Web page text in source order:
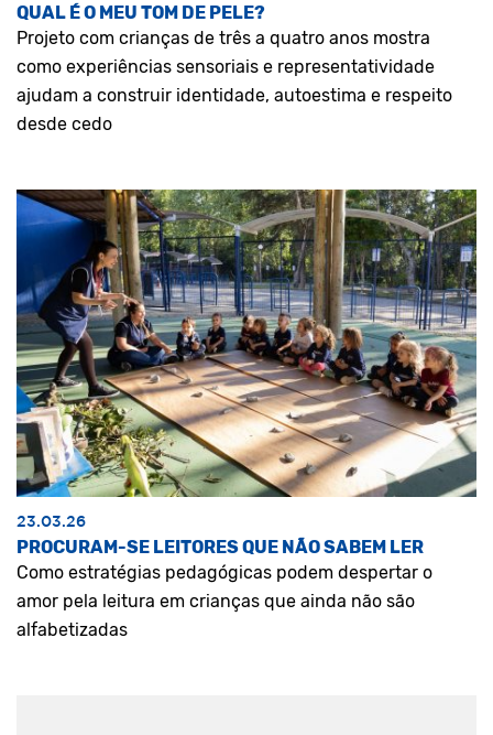
QUAL É O MEU TOM DE PELE?
Projeto com crianças de três a quatro anos mostra
como experiências sensoriais e representatividade
ajudam a construir identidade, autoestima e respeito
desde cedo
23.03.26
PROCURAM-SE LEITORES QUE NÃO SABEM LER
Como estratégias pedagógicas podem despertar o
amor pela leitura em crianças que ainda não são
alfabetizadas